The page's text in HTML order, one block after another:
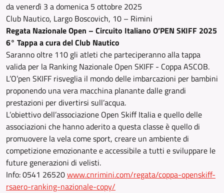
da venerdì 3 a domenica 5 ottobre 2025
Club Nautico, Largo Boscovich, 10 – Rimini
Regata Nazionale Open – Circuito Italiano O’PEN SKIFF 2025
6° Tappa a cura del Club Nautico
Saranno oltre 110 gli atleti che parteciperanno alla tappa
valida per la Ranking Nazionale Open SKIFF - Coppa ASCOB.
L’O’pen SKIFF risveglia il mondo delle imbarcazioni per bambini
proponendo una vera macchina planante dalle grandi
prestazioni per divertirsi sull’acqua.
L’obiettivo dell’associazione Open Skiff Italia e quello delle
associazioni che hanno aderito a questa classe è quello di
promuovere la vela come sport, creare un ambiente di
competizione emozionante e accessibile a tutti e sviluppare le
future generazioni di velisti.
Info: 0541 26520www.cnrimini.com/regata/coppa-openskiff-
rsaero-ranking-nazionale-copy/